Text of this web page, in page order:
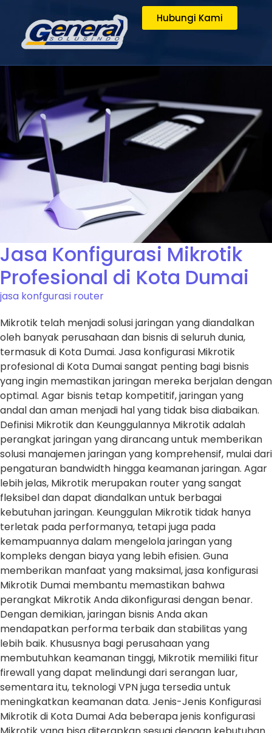
Hubungi Kami
Jasa Konfigurasi Mikrotik
Profesional di Kota Dumai
jasa konfgurasi router
Mikrotik telah menjadi solusi jaringan yang diandalkan
oleh banyak perusahaan dan bisnis di seluruh dunia,
termasuk di Kota Dumai. Jasa konfigurasi Mikrotik
profesional di Kota Dumai sangat penting bagi bisnis
yang ingin memastikan jaringan mereka berjalan dengan
optimal. Agar bisnis tetap kompetitif, jaringan yang
andal dan aman menjadi hal yang tidak bisa diabaikan.
Definisi Mikrotik dan Keunggulannya Mikrotik adalah
perangkat jaringan yang dirancang untuk memberikan
solusi manajemen jaringan yang komprehensif, mulai dari
pengaturan bandwidth hingga keamanan jaringan. Agar
lebih jelas, Mikrotik merupakan router yang sangat
fleksibel dan dapat diandalkan untuk berbagai
kebutuhan jaringan. Keunggulan Mikrotik tidak hanya
terletak pada performanya, tetapi juga pada
kemampuannya dalam mengelola jaringan yang
kompleks dengan biaya yang lebih efisien. Guna
memberikan manfaat yang maksimal, jasa konfigurasi
Mikrotik Dumai membantu memastikan bahwa
perangkat Mikrotik Anda dikonfigurasi dengan benar.
Dengan demikian, jaringan bisnis Anda akan
mendapatkan performa terbaik dan stabilitas yang
lebih baik. Khususnya bagi perusahaan yang
membutuhkan keamanan tinggi, Mikrotik memiliki fitur
firewall yang dapat melindungi dari serangan luar,
sementara itu, teknologi VPN juga tersedia untuk
meningkatkan keamanan data. Jenis-Jenis Konfigurasi
Mikrotik di Kota Dumai Ada beberapa jenis konfigurasi